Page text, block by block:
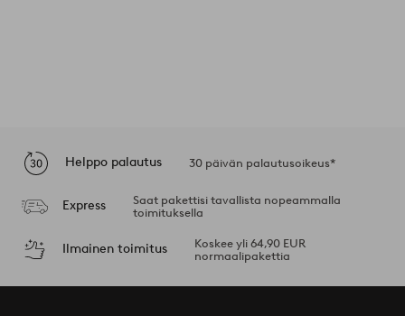
Helppo palautus 30 päivän palautusoikeus*
Express
Saat pakettisi tavallista nopeammalla
toimituksella
Ilmainen toimitus
Koskee yli 64,90 EUR
normaalipakettia